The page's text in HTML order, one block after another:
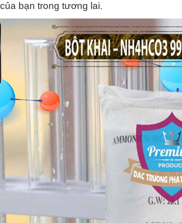
bạn trong tương lai.